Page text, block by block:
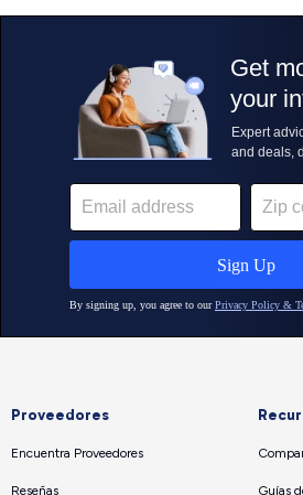
Proveedores
Encuentra Proveedores
Reseñas Guías